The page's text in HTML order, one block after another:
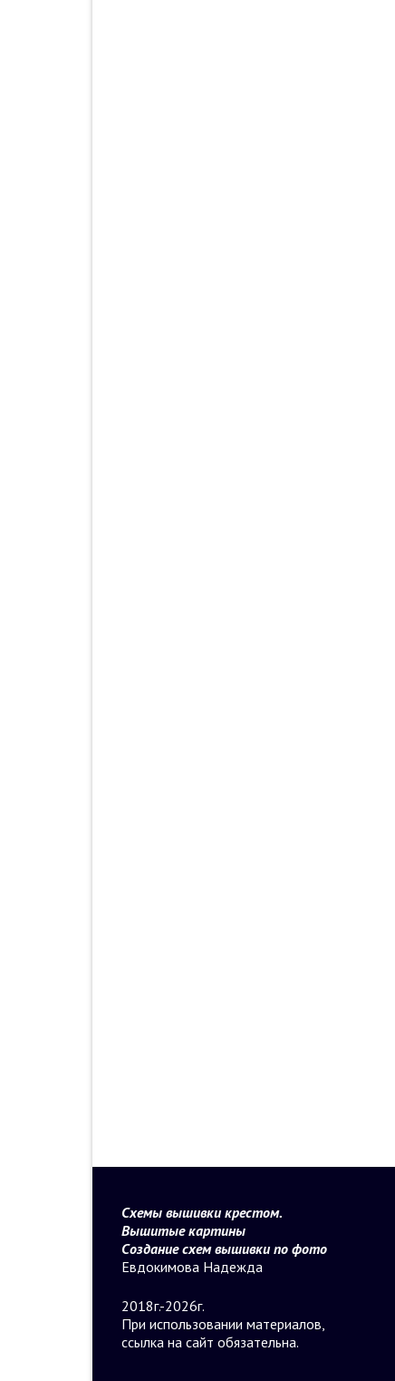
Схемы вышивки крестом.
Вышитые картины
Создание схем вышивки по фото
Евдокимова Надежда
2018г.-2026г.
При использовании материалов,
ссылка на сайт обязательна.